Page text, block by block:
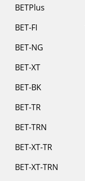
BETPlus
BET-FI
BET-NG
BET-XT
BET-BK
BET-TR
BET-TRN
BET-XT-TR
BET-XT-TRN